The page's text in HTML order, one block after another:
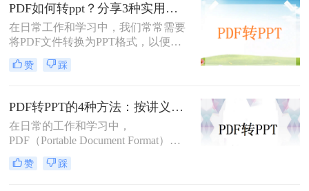
示、编辑或团队协作。那么PDF怎么
转换成PPT呢？本文将介绍两种将
PDF转换成PPT的方法。
PDF如何转ppt？分享3种实用的压缩方法！
在日常工作和学习中，我们常常需要
将PDF文件转换为PPT格式，以便进
行演示或进一步编辑。PDF文件以其
固定格式和跨平台的优势而广受欢
辑功能和动态展示效果。那么PDF如
何转PPT呢？本文将介绍三种将PDF
转换为PPT的方法，帮助您轻松完成
这一任务。
赞 踩
PDF转PPT的4种方法：按讲义、合同、报告3种文件类型选！
在日常的工作和学习中，
PDF（Portable Document Format）因
其格式稳定、跨平台兼容等优点而广
泛应用。然而，在某些场合下，我们
赞 踩